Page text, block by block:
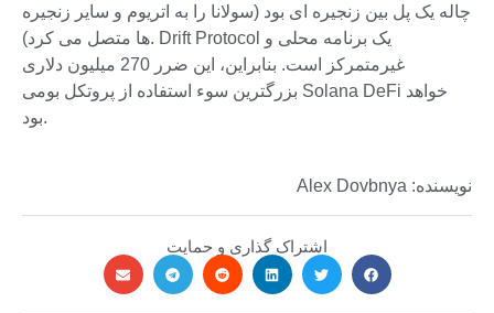
چاله یک پل بین زنجیره ای بود (سولانا را به اتریوم و سایر زنجیره
ها متصل می کرد). Drift Protocol یک برنامه محلی و
غیرمتمرکز است. بنابراین، این ضرر 270 میلیون دلاری
بزرگترین سوء استفاده از پروتکل بومی Solana DeFi خواهد
بود.
نویسنده: Alex Dovbnya
اشتراک گذاری و حمایت